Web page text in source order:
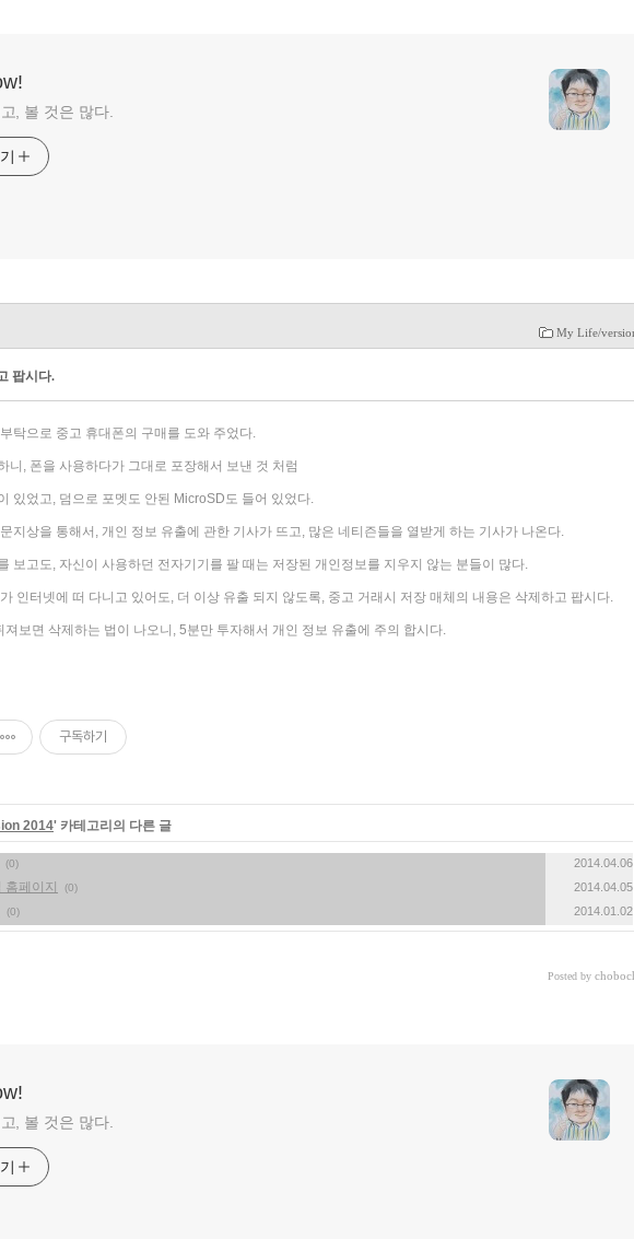
, 볼 것은 많다.
My Life/
팝시다.
탁으로 중고 휴대폰의 구매를 도와 주었다.
니, 폰을 사용하다가 그대로 포장해서 보낸 것 처럼
있었고, 덤으로 포멧도 안된 MicroSD도 들어 있었다.
지상을 통해서, 개인 정보 유출에 관한 기사가 뜨고, 많은 네티즌들을 열받게 하는 기사가 나온다.
보고도, 자신이 사용하던 전자기기를 팔 때는 저장된 개인정보를 지우지 않는 분들이 많다.
인터넷에 떠 다니고 있어도, 더 이상 유출 되지 않도록, 중고 거래시 저장 매체의 내용은 삭제하고 팝시다.
져보면 삭제하는 법이 나오니, 5분만 투자해서 개인 정보 유출에 주의 합시다.
구독하기
2014' 카테고리의 다른 글
(0) 2014.04.06
페이지 (0) 2014.04.05
(0) 2014.01.02
Posted by
, 볼 것은 많다.